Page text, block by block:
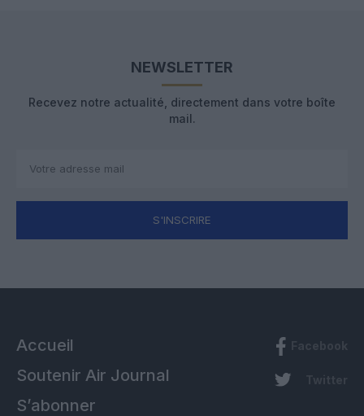
NEWSLETTER
Recevez notre actualité, directement dans votre boîte
mail.
S'INSCRIRE
Accueil
Soutenir Air Journal
S’abonner